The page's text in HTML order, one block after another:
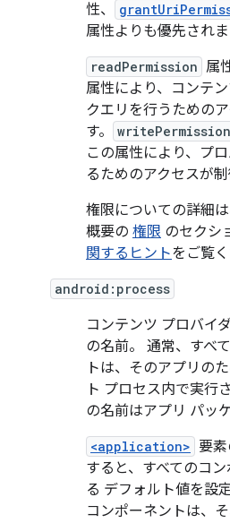
性、
属性よりも優先されま
readPermission 属
属性により、コンテ
クエリを行うための
す。
writePermission
この属性により、プ
るためのアクセスが制
権限についての詳細
概要の 権限 のセクシ
関するヒントをご覧く
android:process
コンテンツ プロバイ
の名前。 通常、すべ
トは、そのアプリの
ト プロセス内で実行
の名前はアプリ パッ
<application> 要
すると、すべてのコ
る デフォルト値を設
コンポーネントは、